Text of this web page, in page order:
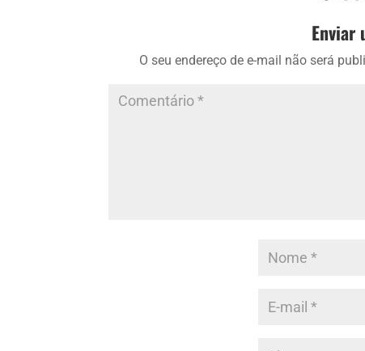
Enviar
O seu endereço de e-mail não será